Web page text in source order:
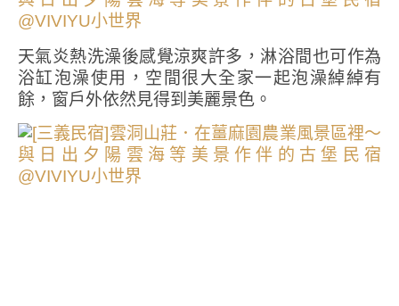
天氣炎熱洗澡後感覺涼爽許多，淋浴間也可作為
浴缸泡澡使用，空間很大全家一起泡澡綽綽有
餘，窗戶外依然見得到美麗景色。